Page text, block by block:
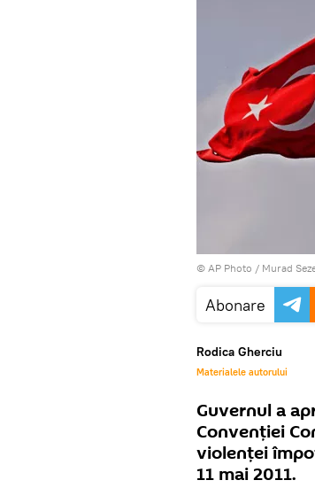
© AP Photo / Murad
Abonare
Rodica Gherciu
Materialele autorului
Guvernul a
Convenției
violenței
11 mai 2011.